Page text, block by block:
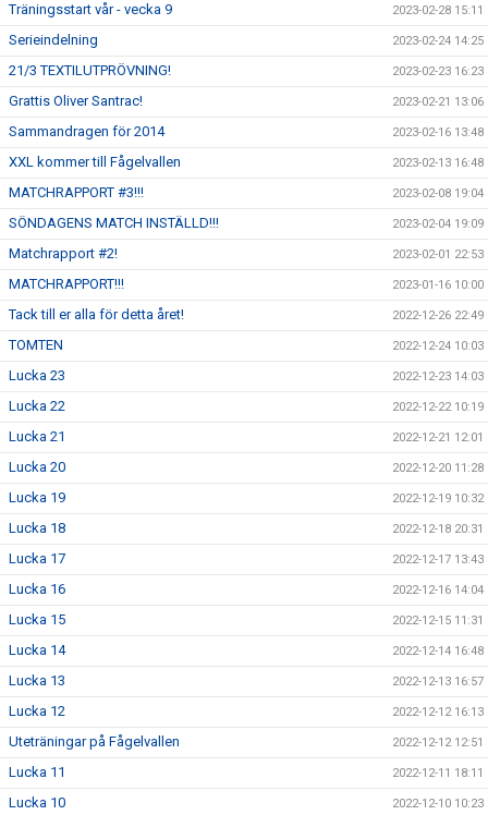
Träningsstart vår - vecka 9 2023-02-28 15:11
Serieindelning 2023-02-24 14:25
21/3 TEXTILUTPRÖVNING! 2023-02-23 16:23
Grattis Oliver Santrac! 2023-02-21 13:06
Sammandragen för 2014 2023-02-16 13:48
XXL kommer till Fågelvallen 2023-02-13 16:48
MATCHRAPPORT #3!!! 2023-02-08 19:04
SÖNDAGENS MATCH INSTÄLLD!!! 2023-02-04 19:09
Matchrapport #2! 2023-02-01 22:53
MATCHRAPPORT!!! 2023-01-16 10:00
Tack till er alla för detta året! 2022-12-26 22:49
TOMTEN 2022-12-24 10:03
Lucka 23 2022-12-23 14:03
Lucka 22 2022-12-22 10:19
Lucka 21 2022-12-21 12:01
Lucka 20 2022-12-20 11:28
Lucka 19 2022-12-19 10:32
Lucka 18 2022-12-18 20:31
Lucka 17 2022-12-17 13:43
Lucka 16 2022-12-16 14:04
Lucka 15 2022-12-15 11:31
Lucka 14 2022-12-14 16:48
Lucka 13 2022-12-13 16:57
Lucka 12 2022-12-12 16:13
Uteträningar på Fågelvallen 2022-12-12 12:51
Lucka 11 2022-12-11 18:11
Lucka 10 2022-12-10 10:23